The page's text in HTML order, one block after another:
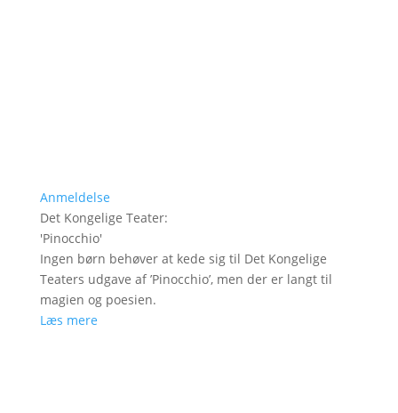
Anmeldelse
Det Kongelige Teater:
'Pinocchio'
Ingen børn behøver at kede sig til Det Kongelige
Teaters udgave af ’Pinocchio’, men der er langt til
magien og poesien.
Læs mere